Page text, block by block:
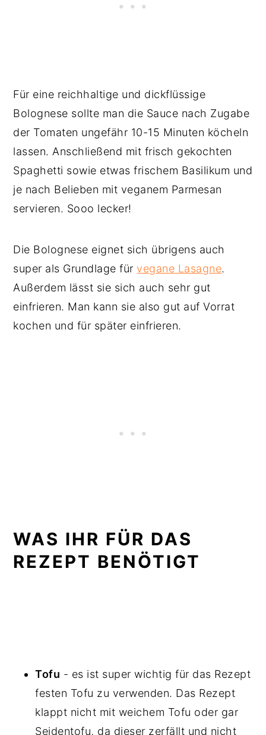
Für eine reichhaltige und dickflüssige
Bolognese sollte man die Sauce nach Zugabe
der Tomaten ungefähr 10-15 Minuten köcheln
lassen. Anschließend mit frisch gekochten
Spaghetti sowie etwas frischem Basilikum und
je nach Belieben mit veganem Parmesan
servieren. Sooo lecker!
Die Bolognese eignet sich übrigens auch
super als Grundlage fürvegane Lasagne.
Außerdem lässt sie sich auch sehr gut
einfrieren. Man kann sie also gut auf Vorrat
kochen und für später einfrieren.
WAS IHR FÜR DAS
REZEPT BENÖTIGT
Tofu - es ist super wichtig für das Rezept
festen Tofu zu verwenden. Das Rezept
klappt nicht mit weichem Tofu oder gar
Seidentofu, da dieser zerfällt und nicht